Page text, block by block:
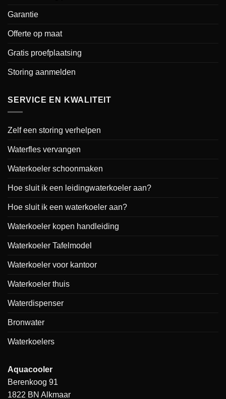
Garantie
Offerte op maat
Gratis proefplaatsing
Storing aanmelden
SERVICE EN KWALITEIT
Zelf een storing verhelpen
Waterfles vervangen
Waterkoeler schoonmaken
Hoe sluit ik een leidingwaterkoeler aan?
Hoe sluit ik een waterkoeler aan?
Waterkoeler kopen handleiding
Waterkoeler Tafelmodel
Waterkoeler voor kantoor
Waterkoeler thuis
Waterdispenser
Bronwater
Waterkoelers
Aquacooler
Berenkoog 91
1822 BN Alkmaar